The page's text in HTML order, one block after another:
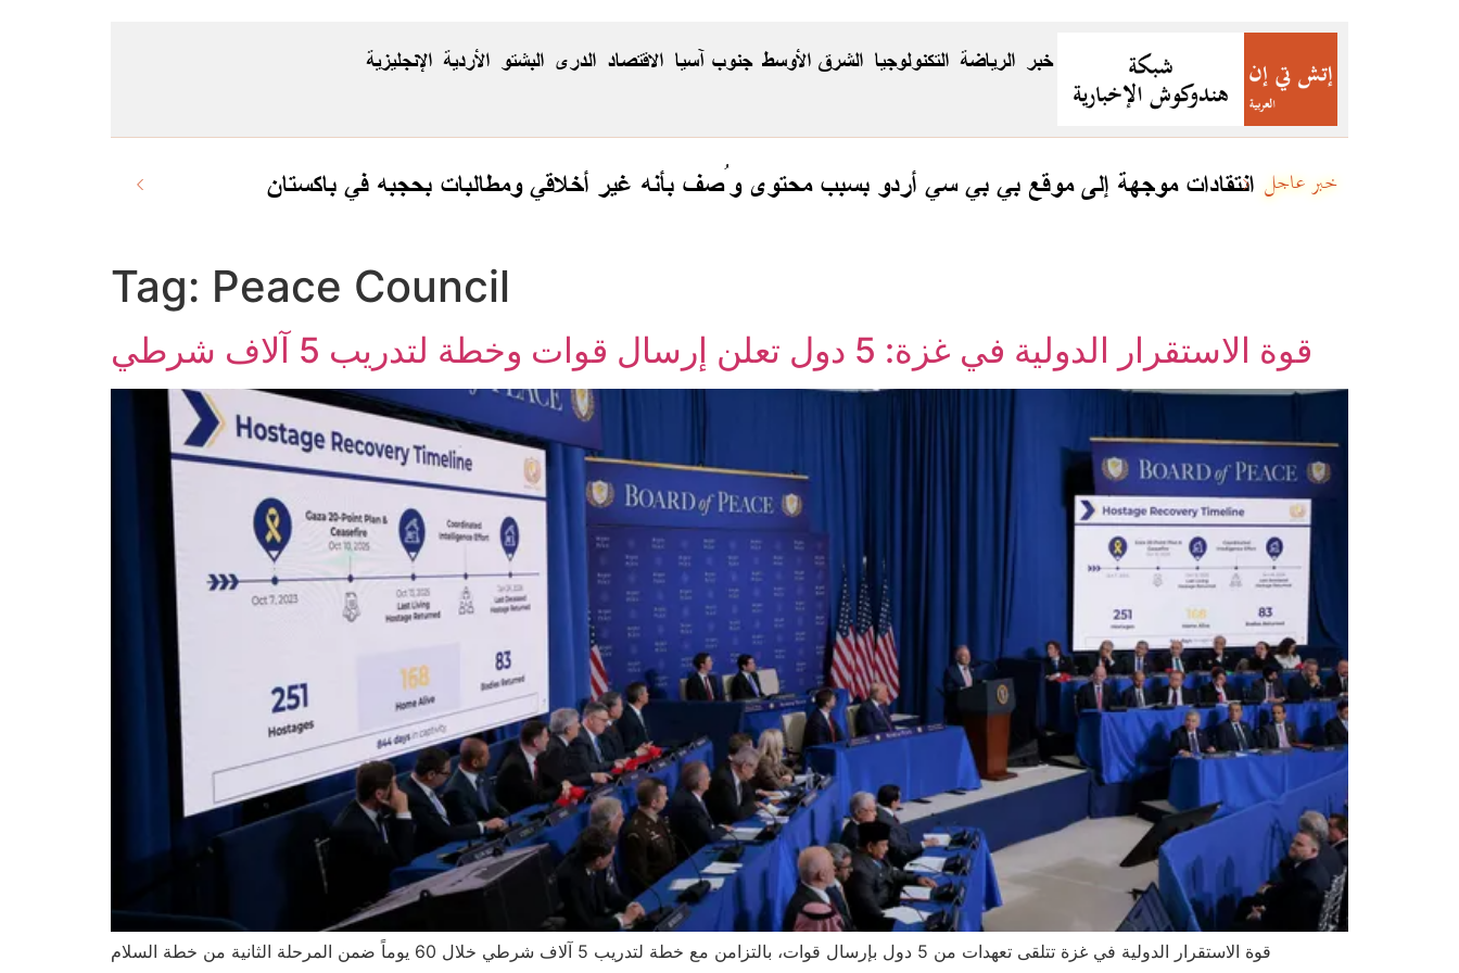
الاقتصاد جنوب آسيا الشرق الأوسط التكنولوجيا الرياضة خبر الإنجليزية الأردية البشتو الدری
انتقادات موجهة إلى موقع بي بي سي أردو بسبب محتوى وُصف بأنه غير أخلاقي ومطالبات بحجبه في باكستان خبر عاجل
Tag: Peace Council
قوة الاستقرار الدولية في غزة: 5 دول تعلن إرسال قوات وخطة لتدريب 5 آلاف شرطي
قوة الاستقرار الدولية في غزة تتلقى تعهدات من 5 دول بإرسال قوات، بالتزامن مع خطة لتدريب 5 آلاف شرطي خلال 60 يوماً ضمن المرحلة الثانية من خطة السلام